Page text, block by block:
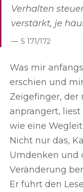
Verhalten
verstärkt, je
S 171/172
Was mir
erschien und
Zeigefinger, der
anprangert, liest
wie eine
Nicht nur das,
Umdenken und
Veränderung
Er führt den